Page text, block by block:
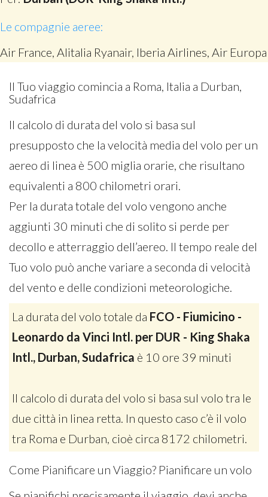
Le compagnie aeree:
Air France, Alitalia Ryanair, Iberia Airlines, Air Europa
Il Tuo viaggio comincia a Roma, Italia a Durban,
Sudafrica
Il calcolo di durata del volo si basa sul
presupposto che la velocità media del volo per un
aereo di linea è 500 miglia orarie, che risultano
equivalenti a 800 chilometri orari.
Per la durata totale del volo vengono anche
aggiunti 30 minuti che di solito si perde per
decollo e atterraggio dell’aereo. Il tempo reale del
Tuo volo può anche variare a seconda di velocità
del vento e delle condizioni meteorologiche.
La durata del volo totale da FCO - Fiumicino -
Leonardo da Vinci Intl. per DUR - King Shaka
Intl., Durban, Sudafrica è 10 ore 39 minuti
Il calcolo di durata del volo si basa sul volo tra le
due città in linea retta. In questo caso c’è il volo
tra Roma e Durban, cioè circa 8172 chilometri.
Come Pianificare un Viaggio? Pianificare un volo